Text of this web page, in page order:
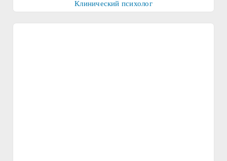
Клинический психолог